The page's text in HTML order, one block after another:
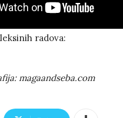
radova:
magaandseba.com